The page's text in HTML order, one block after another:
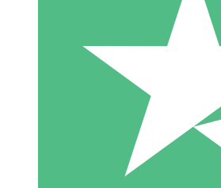
Paquetes de Créditos
Paga según el uso con créditos de
10 00